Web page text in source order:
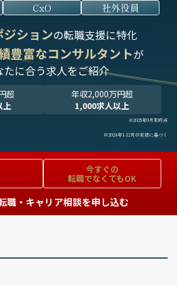
CxO 社外役員
ションの転職支援に特化
豊富なコンサルタントが
たに合う求人をご紹介
超
上
年収2,000万円超
1,000求人以上
※2025年9月末時点
※2024年1-12月の実績に基づく
今すぐの
転職でなくてもOK
職・キャリア相談を申し込む